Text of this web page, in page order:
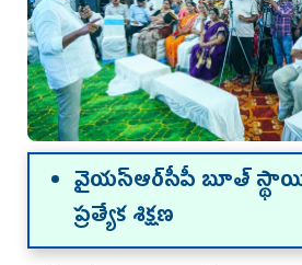
వైయ‌స్ఆర్‌సీపీ బూత్ స్థాయి
ప్రత్యేక శిక్షణ